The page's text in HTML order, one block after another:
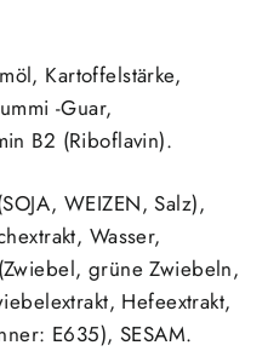
Kartoffelstärke,
-Guar,
B2 (Riboflavin).
SOJA,WEIZEN, Salz),
Wasser,
grüne Zwiebeln,
Hefeextrakt,
E635), SESAM.